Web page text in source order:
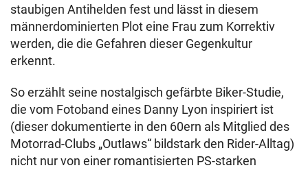
staubigen Antihelden fest und lässt in diesem
männerdominierten Plot eine Frau zum Korrektiv
werden, die die Gefahren dieser Gegenkultur
erkennt.
So erzählt seine nostalgisch gefärbte Biker-Studie,
die vom Fotoband eines Danny Lyon inspiriert ist
(dieser dokumentierte in den 60ern als Mitglied des
Motorrad-Clubs „Outlaws“ bildstark den Rider-Alltag)
nicht nur von einer romantisierten PS-starken